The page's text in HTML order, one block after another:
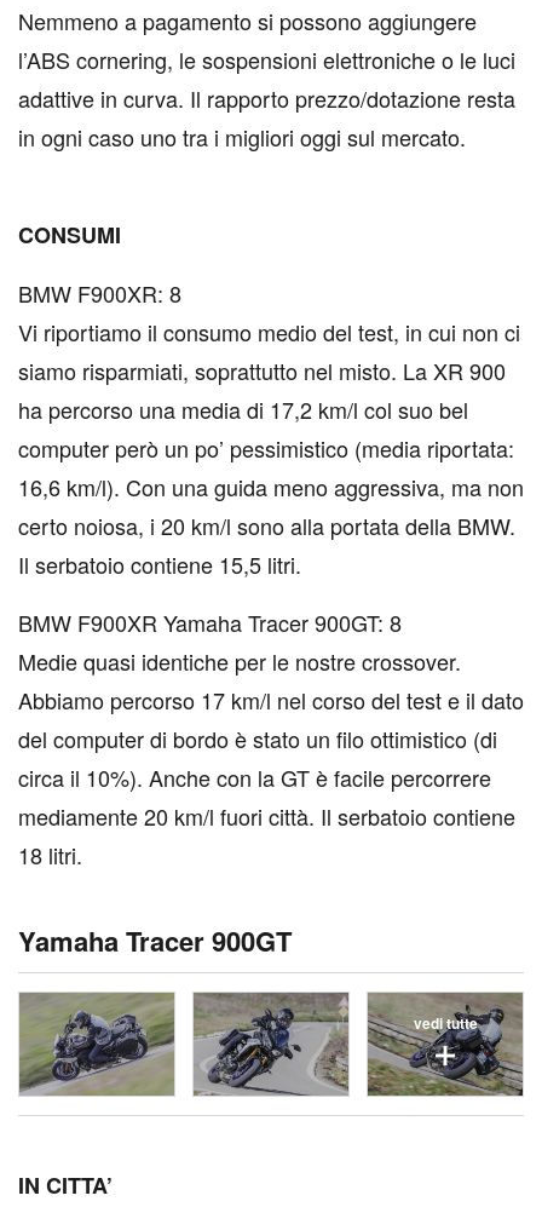
Nemmeno a pagamento si possono aggiungere
l’ABS cornering, le sospensioni elettroniche o le luci
adattive in curva. Il rapporto prezzo/dotazione resta
in ogni caso uno tra i migliori oggi sul mercato.
CONSUMI
BMW F900XR: 8
Vi riportiamo il consumo medio del test, in cui non ci
siamo risparmiati, soprattutto nel misto. La XR 900
ha percorso una media di 17,2 km/l col suo bel
computer però un po’ pessimistico (media riportata:
16,6 km/l). Con una guida meno aggressiva, ma non
certo noiosa, i 20 km/l sono alla portata della BMW.
Il serbatoio contiene 15,5 litri.
BMW F900XR Yamaha Tracer 900GT: 8
Medie quasi identiche per le nostre crossover.
Abbiamo percorso 17 km/l nel corso del test e il dato
del computer di bordo è stato un filo ottimistico (di
circa il 10%). Anche con la GT è facile percorrere
mediamente 20 km/l fuori città. Il serbatoio contiene
18 litri.
Yamaha Tracer 900GT
vedi tutte
IN CITTA’